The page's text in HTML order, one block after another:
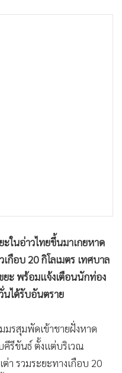
ในอ่าวไทยขึ้นมาเกยหาด
กือบ 20 กิโลเมตร เทศบาล
ยะ พร้อมแจ้งเตือนนักท่อง
นได้รับอันตราย
รสุมพัดเข้าชายฝั่งหาด
รีขันธ์ ตั้งแต่บริเวณ
า รวมระยะทางเกือบ 20